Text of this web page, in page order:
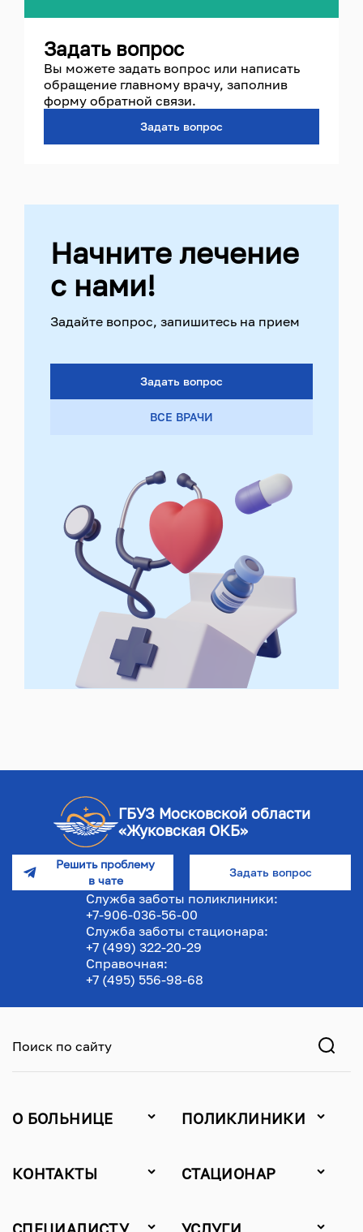
Задать вопрос
Вы можете задать вопрос или написать
обращение главному врачу, заполнив
форму обратной связи.
Задать вопрос
Начните лечение
с нами!
Задайте вопрос, запишитесь на прием
Задать вопрос
ВСЕ ВРАЧИ
ГБУЗ Московской области
«Жуковская ОКБ»
Решить проблему
в чате
Задать вопрос
Служба заботы поликлиники:
+7-906-036-56-00
Служба заботы стационара:
+7 (499) 322-20-29
Справочная:
+7 (495) 556-98-68
Поиск по сайту
О БОЛЬНИЦЕ ПОЛИКЛИНИКИ
КОНТАКТЫ СТАЦИОНАР